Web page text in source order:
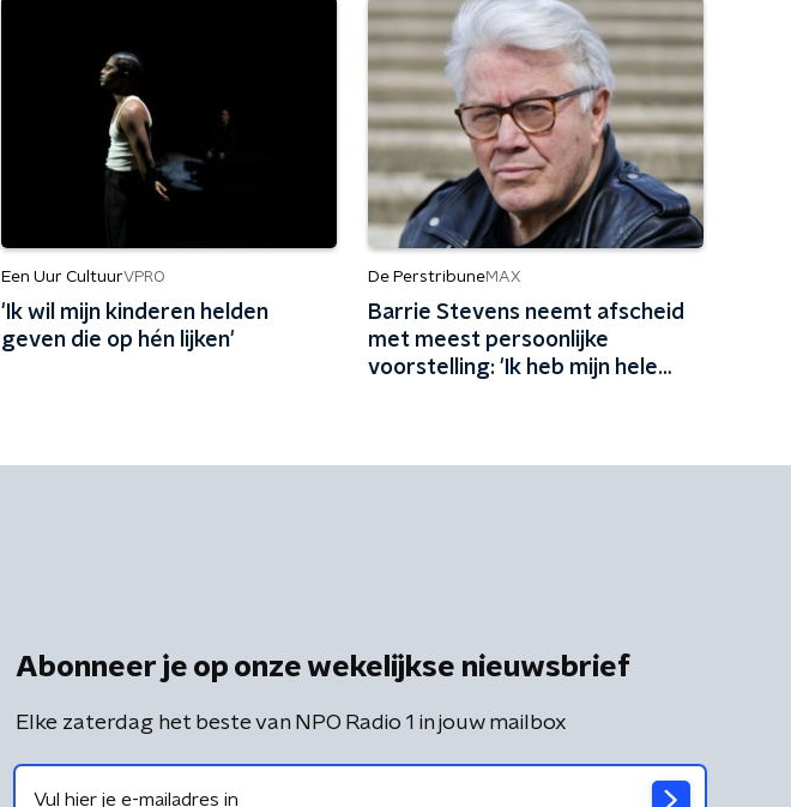
Een Uur CultuurVPRO
'Ik wil mijn kinderen helden
geven die op hén lijken'
De PerstribuneMAX
Barrie Stevens neemt afscheid
met meest persoonlijke
voorstelling: 'Ik heb mijn hele
Abonneer je op onze wekelijkse nieuwsbrief
Elke zaterdag het beste van NPO Radio 1 in jouw mailbox